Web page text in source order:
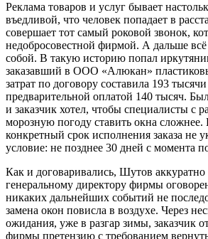
Реклама товаров и услуг бывает
въедливой, что человек попадает в
совершает тот самый роковой звонок,
недобросовестной фирмой. А дальше всё
собой. В такую историю попал
заказавший в ООО «Алюкан»
затрат по договору составила 193
предварительной оплатой 140 тысяч.
и заказчик хотел, чтобы специалисты с
морозную погоду ставить окна
конкретный срок исполнения заказа не
условие: не позднее 30 дней с момента
Как и договаривались, Шутов аккуратно
генеральному директору фирмы
никаких дальнейших событий не
замена окон повисла в воздухе. Через
ожидания, уже в разгар зимы, заказчик
фирмы претензию с требованием